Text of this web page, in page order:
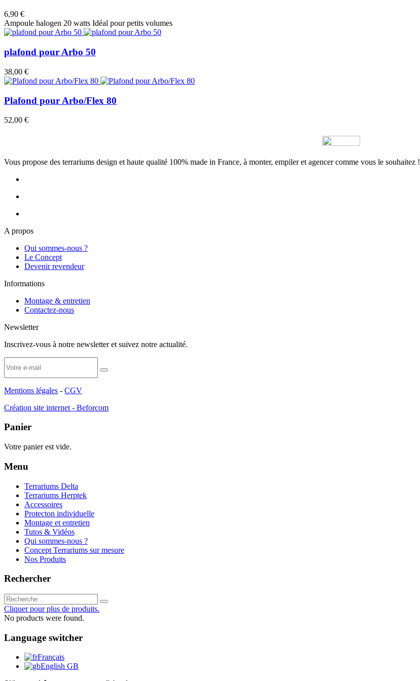
6,90 €
Ampoule halogen 20 watts Idéal pour petits volumes
plafond pour Arbo 50
38,00 €
Plafond pour Arbo/Flex 80
52,00 €
Vous propose des terrariums design et haute qualité 100% made in France, à monter, empiler et agencer comme vous le souhaitez !
A propos
Qui sommes-nous ?
Le Concept
Devenir revendeur
Informations
Montage & entretien
Contactez-nous
Newsletter
Inscrivez-vous à notre newsletter et suivez notre actualité.
Mentions légales - CGV
Création site internet - Beforcom
Panier
Votre panier est vide.
Menu
Terrariums Delta
Terrariums Herptek
Accessoires
Protecton individuelle
Montage et entretien
Tutos & Vidéos
Qui sommes-nous ?
Concept Terrariums sur mesure
Nos Produits
Rechercher
Cliquer pour plus de produits.
No products were found.
Language switcher
Français
English GB